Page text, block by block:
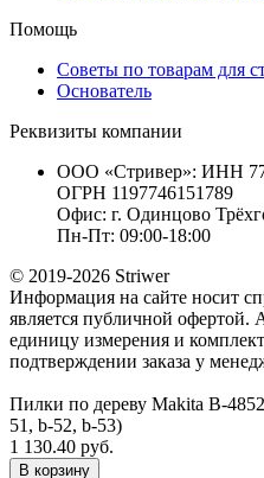
Помощь
Советы по товарам для
Основатель
Реквизиты компании
ООО «Стривер»: ИНН
ОГРН 1197746151789
Офис: г. Одинцово
Пн-Пт: 09:00-18:00
© 2019-2026 Striwer
Информация на сайте носит
является публичной офертой.
единицу измерения и
подтверждении заказа у
Пилки по дереву Makita B-
51, b-52, b-53)
1 130.40 руб.
В корзину